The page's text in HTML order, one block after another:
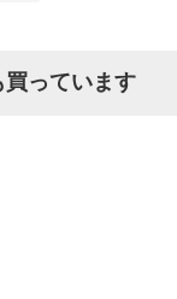
っています